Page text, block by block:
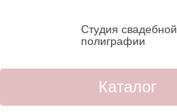
Студия свадебной
полиграфии
Каталог